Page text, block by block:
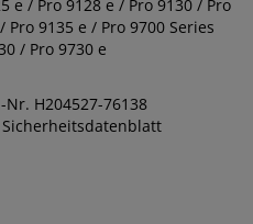
e / Pro 9128 e / Pro 9130 / Pro
9135 e / Pro 9700 Series
/ Pro 9730 e
Nr. H204527-76138
Sicherheitsdatenblatt